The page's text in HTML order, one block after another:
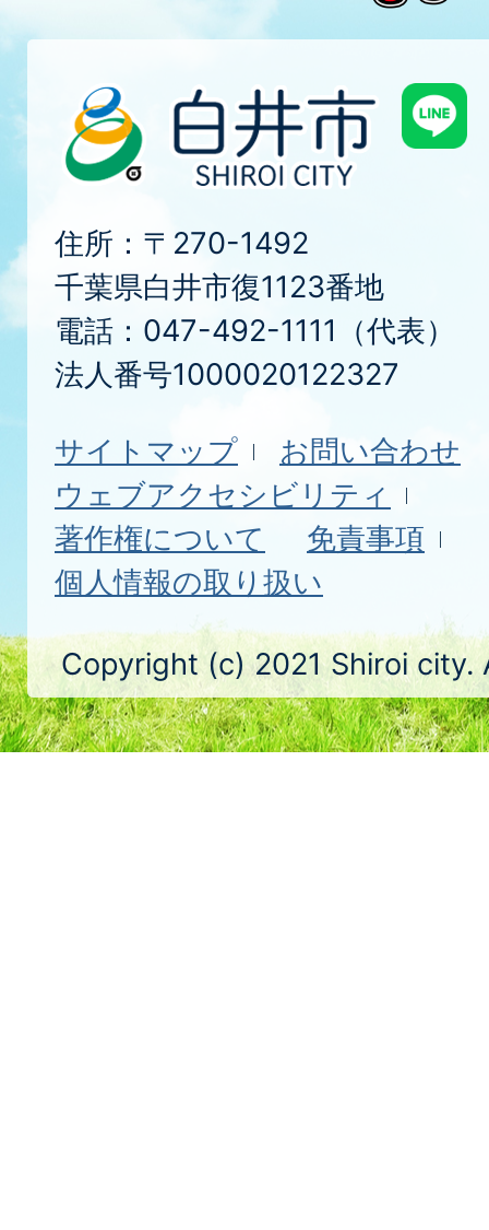
住所：〒270-1492
千葉県白井市復1123番地
電話：047-492-1111（代表）
法人番号1000020122327
サイトマップ
お問い合わせ
ウェブアクセシビリティ
著作権について
免責事項
個人情報の取り扱い
Copyright (c) 2021 Shiroi city.